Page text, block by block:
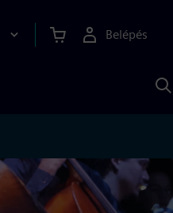
Belépés